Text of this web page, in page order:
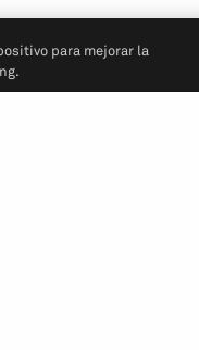
para mejorar la